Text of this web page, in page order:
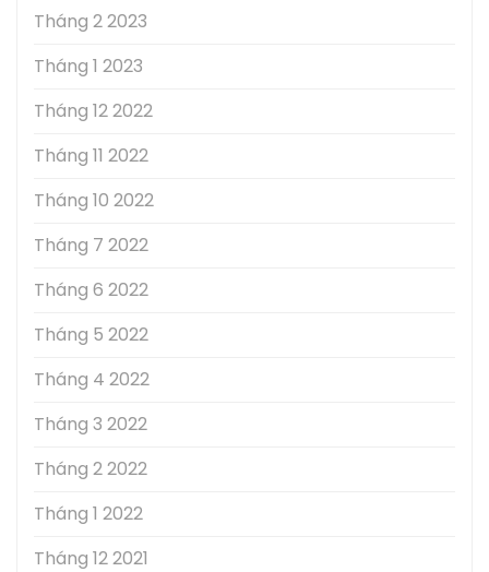
Tháng 2 2023
Tháng 1 2023
Tháng 12 2022
Tháng 11 2022
Tháng 10 2022
Tháng 7 2022
Tháng 6 2022
Tháng 5 2022
Tháng 4 2022
Tháng 3 2022
Tháng 2 2022
Tháng 1 2022
Tháng 12 2021